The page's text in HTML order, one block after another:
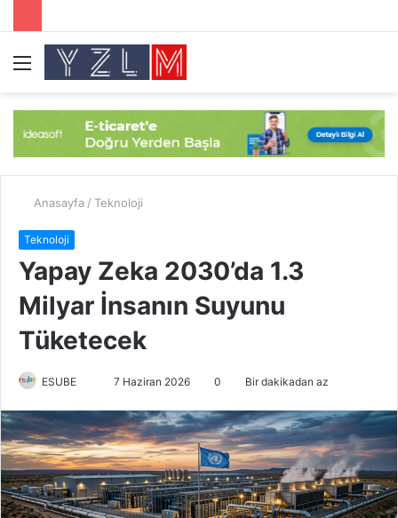
Menü
Anasayfa / Teknoloji
Teknoloji
Yapay Zeka 2030’da 1.3
Milyar İnsanın Suyunu
Tüketecek
ESUBE
r
e
-
p
o
7 Haziran 2026 0 Bir dakikadan az